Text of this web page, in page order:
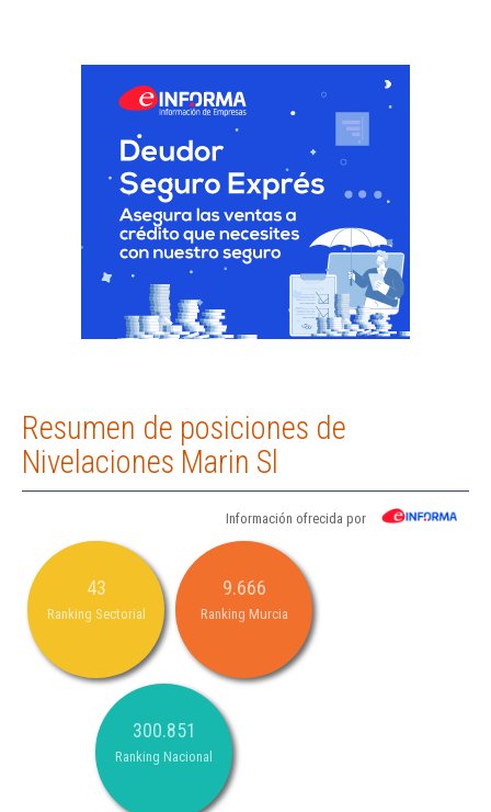
Resumen de posiciones de
Nivelaciones Marin Sl
Información ofrecida por
43
Ranking Sectorial
9.666
Ranking Murcia
300.851
Ranking Nacional